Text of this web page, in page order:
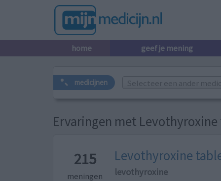
home geef je mening
medicijnen Selecteer een ander
Ervaringen met
215
meningen
Levothyroxine
levothyroxine